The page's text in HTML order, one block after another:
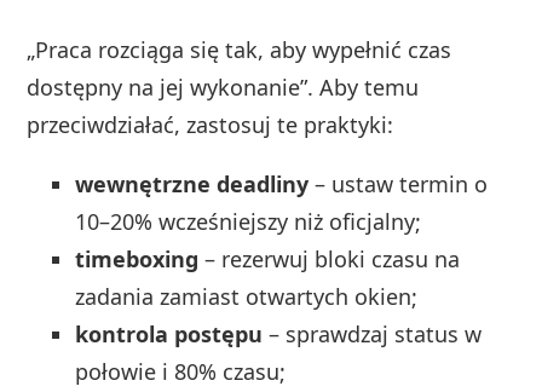
„Praca rozciąga się tak, aby wypełnić czas
dostępny na jej wykonanie”. Aby temu
przeciwdziałać, zastosuj te praktyki:
wewnętrzne deadliny – ustaw termin o
10–20% wcześniejszy niż oficjalny;
timeboxing – rezerwuj bloki czasu na
zadania zamiast otwartych okien;
kontrola postępu – sprawdzaj status w
połowie i 80% czasu;